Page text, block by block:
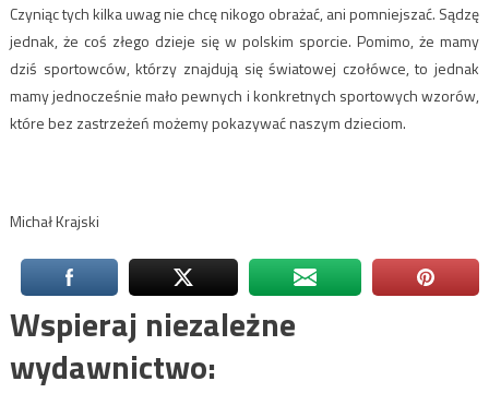
Czyniąc tych kilka uwag nie chcę nikogo obrażać, ani pomniejszać. Sądzę
jednak, że coś złego dzieje się w polskim sporcie. Pomimo, że mamy
dziś sportowców, którzy znajdują się światowej czołówce, to jednak
mamy jednocześnie mało pewnych i konkretnych sportowych wzorów,
które bez zastrzeżeń możemy pokazywać naszym dzieciom.
Michał Krajski
Wspieraj niezależne
wydawnictwo: